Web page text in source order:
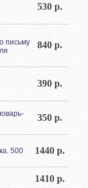
530 р.
письму
840 р.
390 р.
350 р.
500
1440 р.
1410 р.